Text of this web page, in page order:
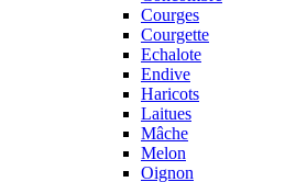
Courges
Courgette
Echalote
Endive
Haricots
Laitues
Mâche
Melon
Oignon